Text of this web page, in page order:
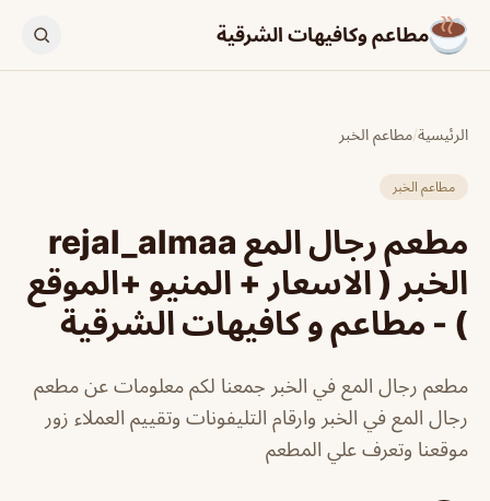
مطاعم وكافيهات الشرقية
الرئيسية/مطاعم الخبر
مطاعم الخبر
مطعم رجال المع rejal_almaa
الخبر ( الاسعار + المنيو +الموقع
) - مطاعم و كافيهات الشرقية
مطعم رجال المع في الخبر جمعنا لكم معلومات عن مطعم
رجال المع في الخبر وارقام التليفونات وتقييم العملاء زور
موقعنا وتعرف علي المطعم